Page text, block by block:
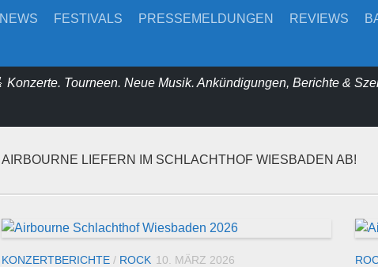
FESTIVALS PRESSEMELDUNGEN REVIEWS
Konzerte. Tourneen. Neue Musik. Ankündigungen, Berichte &
AIRBOURNE LIEFERN IM SCHLACHTHOF WIESBADEN AB!
KONZERTBERICHTE / ROCK 10. MÄRZ 2026